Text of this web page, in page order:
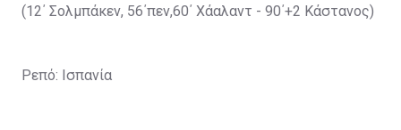
(12΄ Σολμπάκεν, 56΄πεν,60΄ Χάαλαντ - 90΄+2 Κάστανος)
Ρεπό: Ισπανία